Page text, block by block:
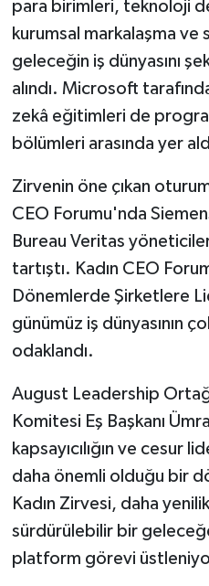
para birimleri, teknoloji
kurumsal markalaşma
geleceğin iş dünyasını
alındı. Microsoft
zekâ eğitimleri de
bölümleri arasında yer
Zirvenin öne çıkan
CEO Forumu'nda
Bureau Veritas
tartıştı. Kadın CEO
Dönemlerde Şirketlere
günümüz iş dünyasının
odaklandı.
August Leadership
Komitesi Eş Başkanı
kapsayıcılığın ve cesur
daha önemli olduğu bir
Kadın Zirvesi, daha
sürdürülebilir bir
platform görevi